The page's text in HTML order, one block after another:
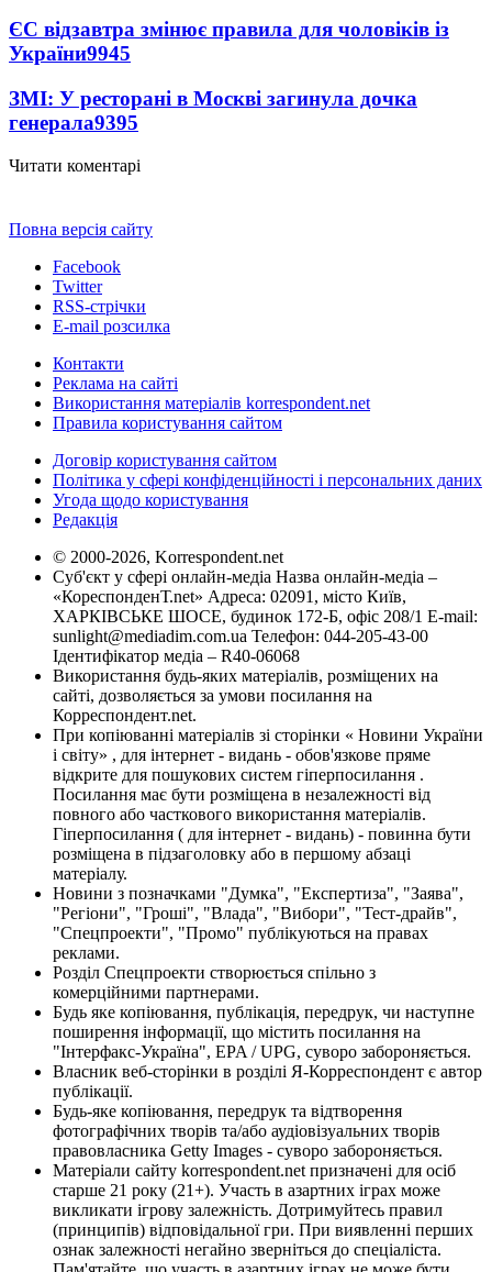
ЄС відзавтра змінює правила для чоловіків із
України9945
ЗМІ: У ресторані в Москві загинула дочка
генерала9395
Читати коментарі
Повна версія сайту
Facebook
Twitter
RSS-стрічки
E-mail розсилка
Контакти
Реклама на сайті
Використання матеріалів korrespondent.net
Правила користування сайтом
Договір користування сайтом
Політика у сфері конфіденційності і персональних даних
Угода щодо користування
Редакція
© 2000-2026, Korrespondent.net
Суб'єкт у сфері онлайн-медіа Назва онлайн-медіа –
«КореспонденТ.net» Адреса: 02091, місто Київ,
ХАРКІВСЬКЕ ШОСЕ, будинок 172-Б, офіс 208/1 E-mail:
sunlight@mediadim.com.ua Телефон: 044-205-43-00
Ідентифікатор медіа – R40-06068
Використання будь-яких матеріалів, розміщених на
сайті, дозволяється за умови посилання на
Корреспондент.net.
При копіюванні матеріалів зі сторінки « Новини України
і світу» , для інтернет - видань - обов'язкове пряме
відкрите для пошукових систем гіперпосилання .
Посилання має бути розміщена в незалежності від
повного або часткового використання матеріалів.
Гіперпосилання ( для інтернет - видань) - повинна бути
розміщена в підзаголовку або в першому абзаці
матеріалу.
Новини з позначками "Думка", "Експертиза", "Заява",
"Регіони", "Гроші", "Влада", "Вибори", "Тест-драйв",
"Спецпроекти", "Промо" публікуються на правах
реклами.
Розділ Спецпроекти створюється спільно з
комерційними партнерами.
Будь яке копіювання, публікація, передрук, чи наступне
поширення інформації, що містить посилання на
"Інтерфакс-Україна", EPA / UPG, суворо забороняється.
Власник веб-сторінки в розділі Я-Корреспондент є автор
публікації.
Будь-яке копіювання, передрук та відтворення
фотографічних творів та/або аудіовізуальних творів
правовласника Getty Images - суворо забороняється.
Матеріали сайту korrespondent.net призначені для осіб
старше 21 року (21+). Участь в азартних іграх може
викликати ігрову залежність. Дотримуйтесь правил
(принципів) відповідальної гри. При виявленні перших
ознак залежності негайно зверніться до спеціаліста.